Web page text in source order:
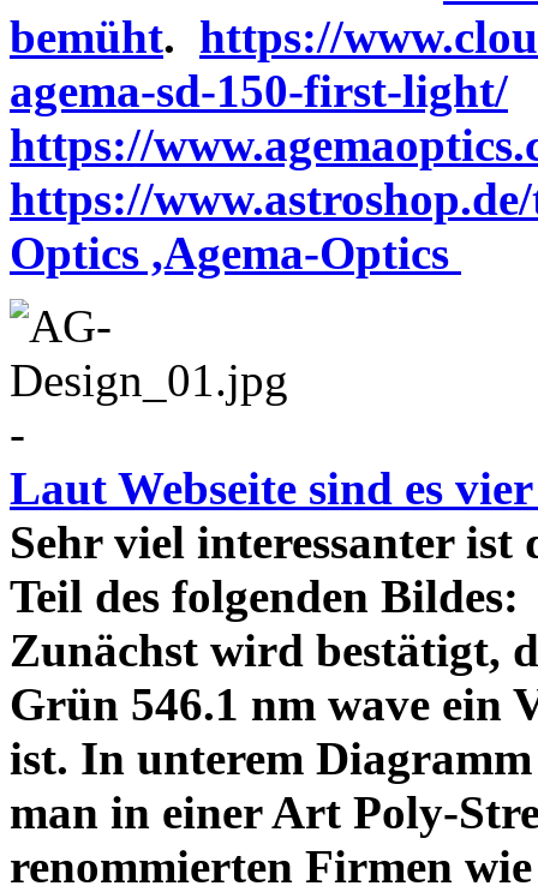
bemüht. https://
agema-sd-150-first-light/
https://
https://
Optics ,Agema-Optics
-
Laut Webseite sind es
Sehr viel interessanter
Teil des folgenden
Zunächst wird bestätigt,
Grün 546.1 nm wave ein
ist. In unterem
man in einer Art Poly-
renommierten Firmen